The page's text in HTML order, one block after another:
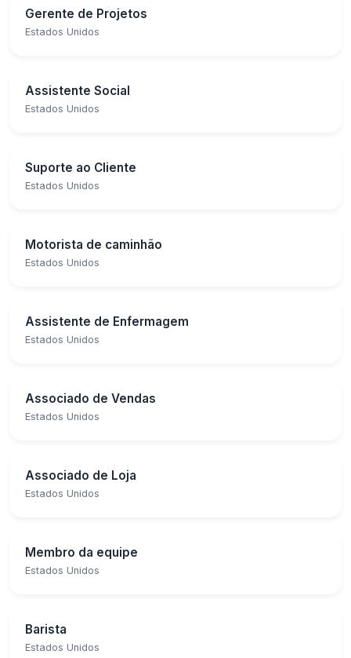
Gerente de Projetos
Estados Unidos
Assistente Social
Estados Unidos
Suporte ao Cliente
Estados Unidos
Motorista de caminhão
Estados Unidos
Assistente de Enfermagem
Estados Unidos
Associado de Vendas
Estados Unidos
Associado de Loja
Estados Unidos
Membro da equipe
Estados Unidos
Barista
Estados Unidos